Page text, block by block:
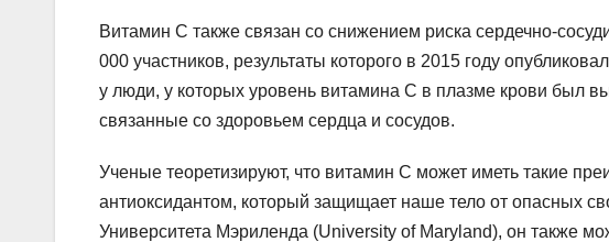
Витамин С также связан со снижением риска сердечно-
000 участников, результаты которого в 2015 году
у люди, у которых уровень витамина С в плазме крови был
связанные со здоровьем сердца и сосудов.
Ученые теоретизируют, что витамин С может иметь такие
антиоксидантом, который защищает наше тело от опасных
Университета Мэриленда (University of Maryland), он также